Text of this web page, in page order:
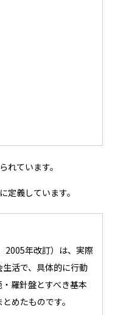
れています。
定義しています。
2005年改訂）は、実際
活で、具体的に行動
羅針盤とすべき基本
めたものです。